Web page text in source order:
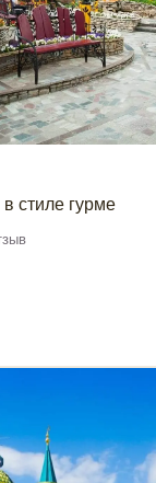
стиле гурме